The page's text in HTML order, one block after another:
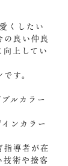
くしたい
の良い仲良
上してい
す。
ルカラー
ンカラー
指導者が在
術や接客